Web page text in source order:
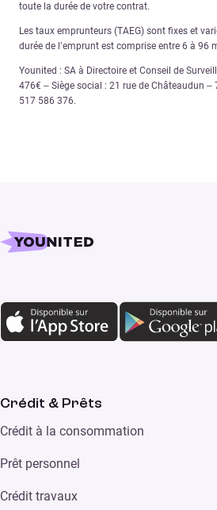
toute la durée de votre contrat.
Les taux emprunteurs (TAEG) sont fixes et
durée de l’emprunt est comprise entre 6 à 96
Younited : SA à Directoire et Conseil de
476€ – Siège social : 21 rue de Châteaudun –
517 586 376.
Crédit & Prêts
Crédit à la consommation
Prêt personnel
Crédit travaux